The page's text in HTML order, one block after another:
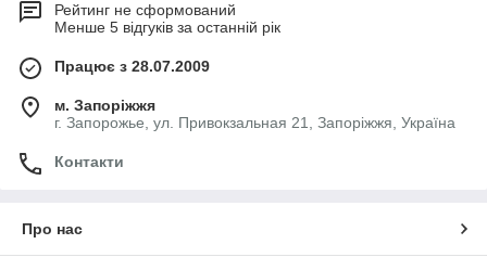
Рейтинг не сформований
Менше 5 відгуків за останній рік
Працює з 28.07.2009
м. Запоріжжя
г. Запорожье, ул. Привокзальная 21, Запоріжжя, Україна
Контакти
Про нас